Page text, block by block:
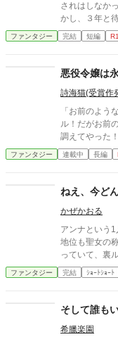
されはしなか
かし、３年と
は……。 ＊6月18日HOTランキング入りしました、ありがとうご
ざいます。
ファンタジー 完結 短編
悪役令嬢は
詩海猫(受賞作
「お前のよう
ル！だがお前
調えてやった
年の婚約者で
ザリンダ。 だ
識がショック
「なぜロザリ
なの？まかせ
ね！」 ＊思いつきでプロットなしで書き始めましたが結末は決め
ています。暗
て生活に支障
ル状態に合わ
ファンタジー 連載中 長編
ねえ、今ど
かぜかおる
アンナという
地位も聖女の称号も奪われた 彼
っていて、裏
したみたい。 でも、あなたは真実を知らないみたいね ふんわり設
定、口調迷子
ファンタジー 完結 ｼｮｰﾄｼｮｰﾄ
そして誰も
希臘楽園